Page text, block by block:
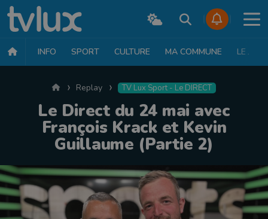
INFO SPORT CULTURE MA COMMUNE LE JT
AccueilReplay TV Lux Sport - Le DIRECT
Le Direct du 24 mai avec
François Krack et Kevin
Guillaume (Partie 2)